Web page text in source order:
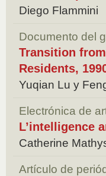
Diego Flammini
Documento del
Transition
Residents,
Yuqian Lu y
Electrónica de
L’intelligence
Catherine
Artículo de